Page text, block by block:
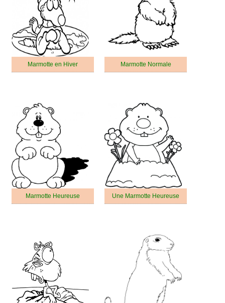
Marmotte en Hiver Marmotte Normale
Marmotte Heureuse Une Marmotte Heureuse